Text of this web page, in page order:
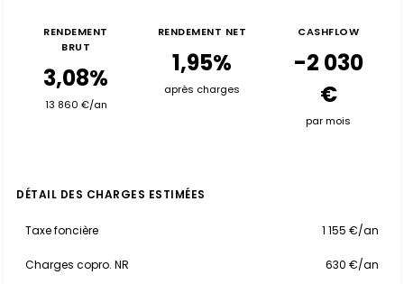
RENDEMENT
BRUT
3,08%
13 860 €/an
RENDEMENT NET
1,95%
après charges
CASHFLOW
-2 030
€
par mois
DÉTAIL DES CHARGES ESTIMÉES
Taxe foncière 1 155 €/an
Charges copro. NR 630 €/an